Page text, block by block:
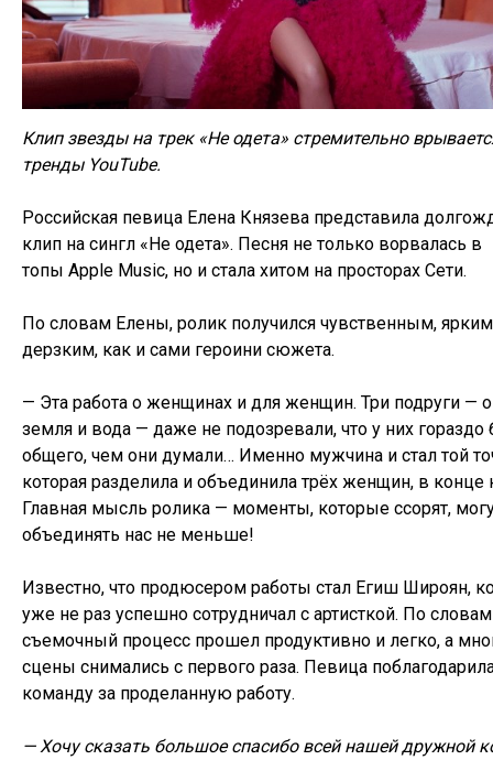
Клип звезды на трек «Не одета» стремительно
тренды YouTube.
Российская певица Елена Князева представила
клип на сингл «Не одета». Песня не только ворвалась в
топы Apple Music, но и стала хитом на просторах Сети.
По словам Елены, ролик получился чувственным,
дерзким, как и сами героини сюжета.
— Эта работа о женщинах и для женщин. Три подруги —
земля и вода — даже не подозревали, что у них
общего, чем они думали… Именно мужчина и стал той
которая разделила и объединила трёх женщин, в конце
Главная мысль ролика — моменты, которые ссорят,
объединять нас не меньше!
Известно, что продюсером работы стал Егиш Широян,
уже не раз успешно сотрудничал с артисткой. По
съемочный процесс прошел продуктивно и легко, а
сцены снимались с первого раза. Певица
команду за проделанную работу.
— Хочу сказать большое спасибо всей нашей дружной